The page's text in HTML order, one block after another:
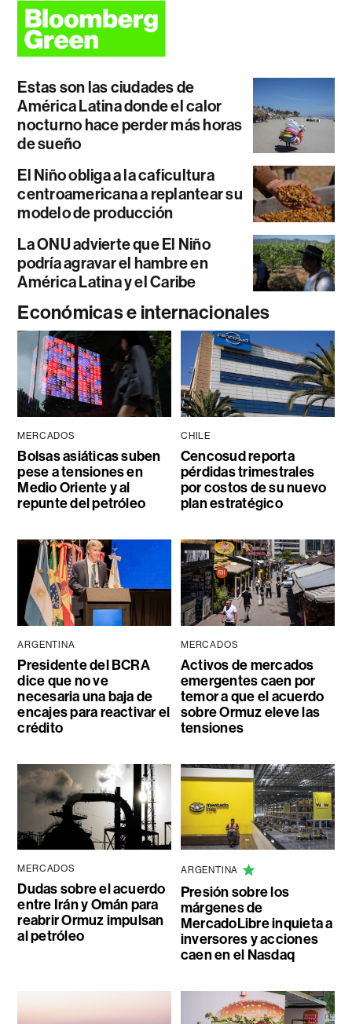
Estas son las ciudades de
América Latina donde el calor
nocturno hace perder más horas
de sueño
El Niño obliga a la caficultura
centroamericana a replantear su
modelo de producción
La ONU advierte que El Niño
podría agravar el hambre en
América Latina y el Caribe
Económicas e internacionales
MERCADOS
Bolsas asiáticas suben
pese a tensiones en
Medio Oriente y al
repunte del petróleo
CHILE
Cencosud reporta
pérdidas trimestrales
por costos de su nuevo
plan estratégico
ARGENTINA
Presidente del BCRA
dice que no ve
necesaria una baja de
encajes para reactivar el
crédito
MERCADOS
Activos de mercados
emergentes caen por
temor a que el acuerdo
sobre Ormuz eleve las
tensiones
MERCADOS
Dudas sobre el acuerdo
entre Irán y Omán para
reabrir Ormuz impulsan
al petróleo
ARGENTINA
Presión sobre los
márgenes de
MercadoLibre inquieta a
inversores y acciones
caen en el Nasdaq